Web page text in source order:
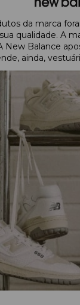
da marca
qualidade.
Balance
ainda,